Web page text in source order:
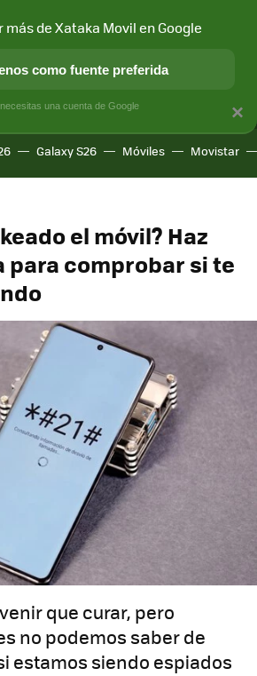
Y SOCIEDAD APLICACIONES
Galaxy S26 Móviles Movistar
el móvil? Haz
para comprobar si te
que curar, pero
no podemos saber de
estamos siendo espiados
×
más de Xataka Movil en Google
como fuente preferida
una cuenta de Google